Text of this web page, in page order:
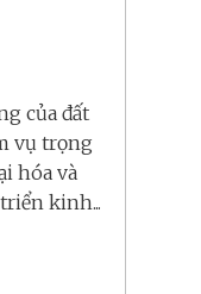
của đất
vụ trọng
hóa và
kinh...